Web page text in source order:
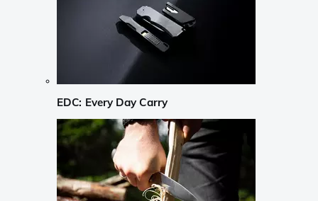
EDC: Every Day Carry